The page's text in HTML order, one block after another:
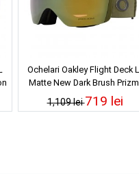
Ochelari Oakley Flight Deck L
Matte New Dark Brush Prizm
Sage Gold Iridium
1,109 lei719 lei